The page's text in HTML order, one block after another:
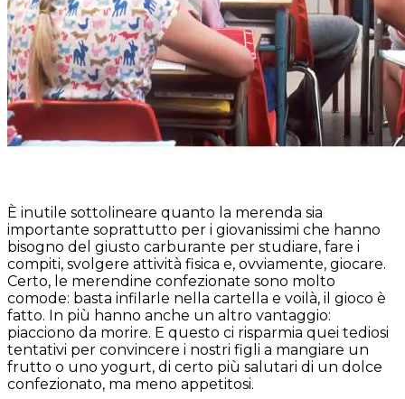
È inutile sottolineare quanto la merenda sia
importante soprattutto per i giovanissimi che hanno
bisogno del giusto carburante per studiare, fare i
compiti, svolgere attività fisica e, ovviamente, giocare.
Certo, le merendine confezionate sono molto
comode: basta infilarle nella cartella e voilà, il gioco è
fatto. In più hanno anche un altro vantaggio:
piacciono da morire. E questo ci risparmia quei tediosi
tentativi per convincere i nostri figli a mangiare un
frutto o uno yogurt, di certo più salutari di un dolce
confezionato, ma meno appetitosi.